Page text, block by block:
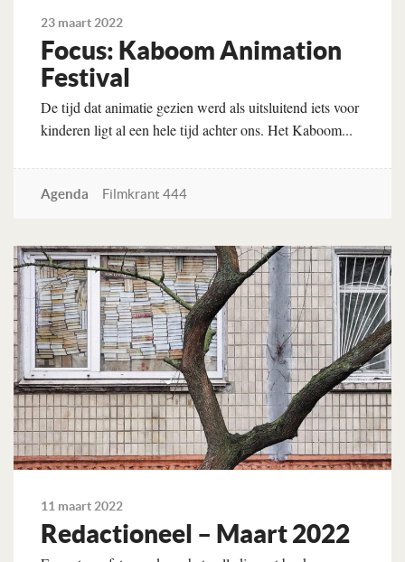
23 maart 2022
Focus: Kaboom Animation
Festival
De tijd dat animatie gezien werd als uitsluitend iets voor
kinderen ligt al een hele tijd achter ons. Het Kaboom...
Agenda Filmkrant 444
Lees verder
11 maart 2022
Redactioneel – Maart 2022